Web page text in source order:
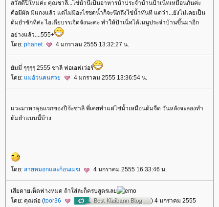
สวัสดีปีใหม่ค่ะ คุณชาลี...ไข่น้ำนี่เป็นอาหารน้ำประจำบ้านป้าเน็ทเหมือนกันค่ะ
คือมีผัด มีแกงแล้ว แต่ไม่มีอะไรซดน้ำก็จะนึกถึงไข่น้ำทันที แต่ว่า...ยังไม่เคยเป็น
ต้มยำซักทีค่ะ ไอเดียบรรเจิดจังนะคะ ทำให้ป้าเน็ทได้เมนูประจำบ้านขึ้นมาอีก
อย่างแล้ว....555+
ดย: phanet 4 มกราคม 2555 13:32:27 น.
ัมมี่ ๆๆๆๆ 2555 ชาลี ฟอเอฟเว่อร์
ดย: ม่อ้วนคนสว 4 มกราคม 2555 13:36:54 น.
วะมาหาพุธแรกของปีจ้ะชาลี พี่เคยทำแต่ไข่น้ำเหมือนต้มจืด วันหลังจะลองทำ
ต้มยำแบบนี้บ้าง
ดย: สายหมอกและก้อนเมฆ 4 มกราคม 2555 16:33:46 น.
เสียดายเห็ดฟางหมด ถ้าใส่ล่ะก็ครบสูตรเล
ดย: คุณต่อ (toor36 ) 4 มกราคม 2555